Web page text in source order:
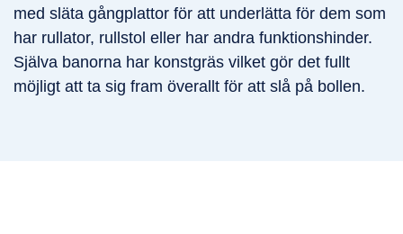
med släta gångplattor för att underlätta för dem som
har rullator, rullstol eller har andra funktionshinder.
Själva banorna har konstgräs vilket gör det fullt
möjligt att ta sig fram överallt för att slå på bollen.